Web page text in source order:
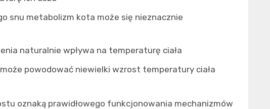
snu metabolizm kota może się nieznacznie
naturalnie wpływa na temperaturę ciała
powodować niewielki wzrost temperatury ciała
oznaką prawidłowego funkcjonowania mechanizmów